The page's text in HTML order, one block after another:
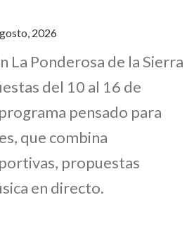
2026
La Ponderosa de la Sierra
del 10 al 16 de
pensado para
que combina
propuestas
en directo.